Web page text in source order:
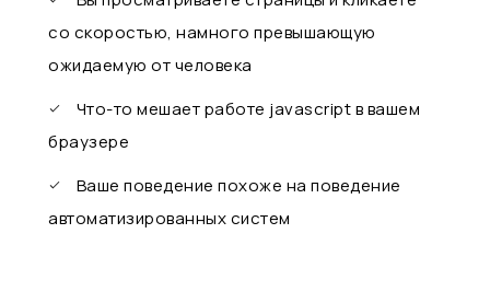
со скоростью, намного превышающую
ожидаемую от человека
Что-то мешает работе javascript в вашем
браузере
Ваше поведение похоже на поведение
автоматизированных систем